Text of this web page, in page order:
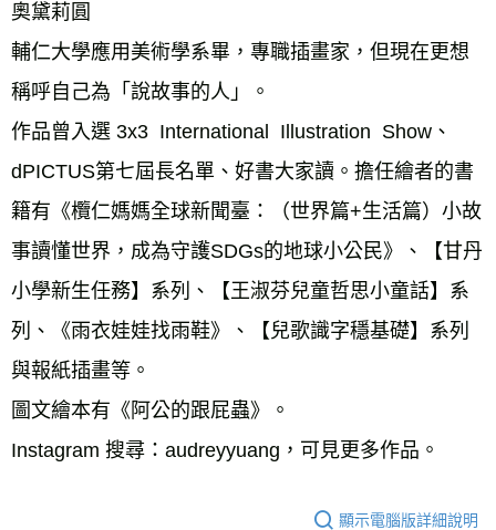
奧黛莉圓
輔仁大學應用美術學系畢，專職插畫家，但現在更想
稱呼自己為「說故事的人」。
作品曾入選 3x3  International  Illustration  Show、
dPICTUS第七屆長名單、好書大家讀。擔任繪者的書
籍有《欖仁媽媽全球新聞臺：（世界篇+生活篇）小故
事讀懂世界，成為守護SDGs的地球小公民》、【甘丹
小學新生任務】系列、【王淑芬兒童哲思小童話】系
列、《雨衣娃娃找雨鞋》、【兒歌識字穩基礎】系列
與報紙插畫等。
圖文繪本有《阿公的跟屁蟲》。
Instagram 搜尋：audreyyuang，可見更多作品。
顯示電腦版詳細說明